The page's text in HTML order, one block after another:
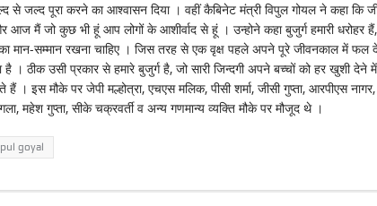
से जल्द पूरा करने का आश्वासन दिया । वहीं कैबिनेट मंत्री विपुल गोयल ने कहा कि
मैं जो कुछ भी हूं आप लोगों के आशीर्वाद से हूं । उन्होने कहा बुजुर्ग हमारी धरोहर
मान-सम्मान रखना चाहिए । जिस तरह से एक वृक्ष पहले अपने पूरे जीवनकाल में फल
है । ठीक उसी प्रकार से हमारे बुजुर्ग है, जो सारी जिन्दगी अपने बच्चों को हर खुशी
। इस मौके पर जेपी मल्होत्रा, एचएस मलिक, पीसी शर्मा, जीसी गुप्ता, आरपीएस
महेश गुप्ता, सीके चक्रवर्ती व अन्य गणमान्य व्यक्ति मौके पर मौजूद थे ।
goyal